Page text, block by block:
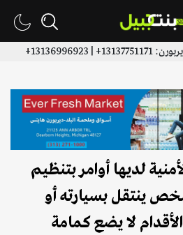
لديها أوامر بتنظيم
ينتقل بسيارته أو
لا يضع كمامة